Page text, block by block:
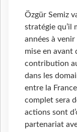
Özgür Semiz
stratégie qu’il
années à
mise en avant
contribution
dans les
entre la
complet sera
actions sont
partenariat